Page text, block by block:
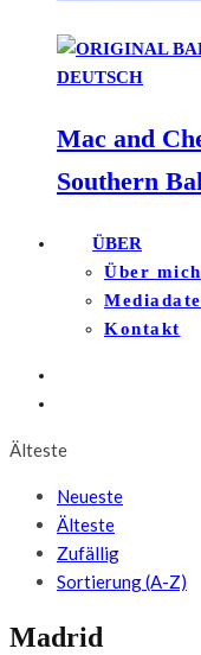
Mac and
Southern
ÜBER
Über mich
Kontakt
Älteste
Neueste
Älteste
Zufällig
Sortierung (A-Z)
Madrid